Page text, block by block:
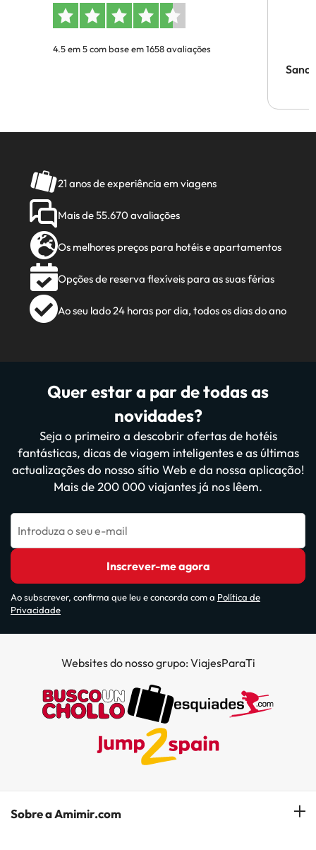
4.5 em 5 com base em 1658 avaliações
21 anos de experiência em viagens
Mais de 55.670 avaliações
Os melhores preços para hotéis e apartamentos
Opções de reserva flexíveis para as suas férias
Ao seu lado 24 horas por dia, todos os dias do ano
Quer estar a par de todas as
novidades?
Seja o primeiro a descobrir ofertas de hotéis
fantásticas, dicas de viagem inteligentes e as últimas
actualizações do nosso sítio Web e da nossa aplicação!
Mais de 200 000 viajantes já nos lêem.
Introduza o seu e-mail
Inscrever-me agora
Ao subscrever, confirma que leu e concorda com a Política de
Privacidade
Websites do nosso grupo: ViajesParaTi
Sobre a Amimir.com